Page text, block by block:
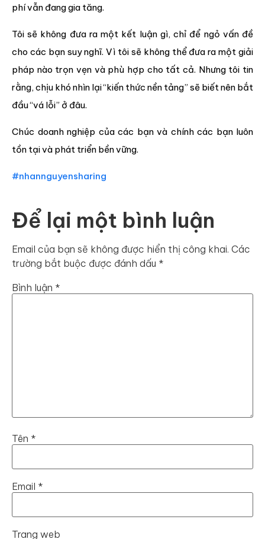
phí vẫn đang gia tăng.
Tôi sẽ không đưa ra một kết luận gì, chỉ để ngỏ vấn đề
cho các bạn suy nghĩ. Vì tôi sẽ không thể đưa ra một giải
pháp nào trọn vẹn và phù hợp cho tất cả. Nhưng tôi tin
rằng, chịu khó nhìn lại “kiến thức nền tảng” sẽ biết nên bắt
đầu “vá lỗi” ở đâu.
Chúc doanh nghiệp của các bạn và chính các bạn luôn
tồn tại và phát triển bền vững.
#nhannguyensharing
Để lại một bình luận
Email của bạn sẽ không được hiển thị công khai. Các
trường bắt buộc được đánh dấu *
Bình luận *
Tên *
Email *
Trang web